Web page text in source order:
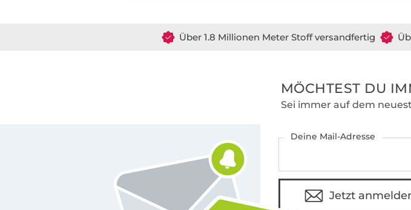
Über 1.8 Millionen Meter Stoff versandfertig
MÖCHTEST DU
Sei immer auf dem
Deine Mail-Adresse
Jetzt